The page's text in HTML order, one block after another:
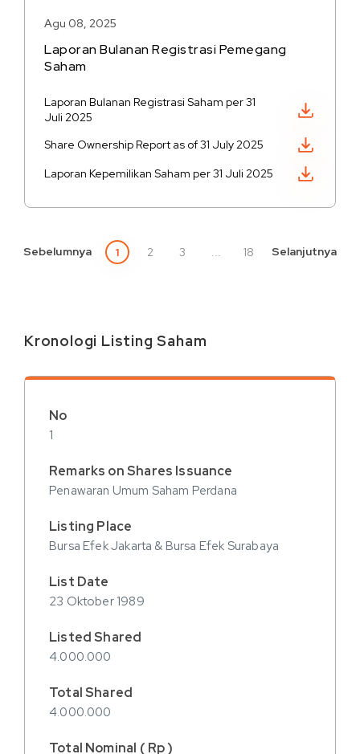
Agu 08, 2025
Laporan Bulanan Registrasi Pemegang
Saham
Laporan Bulanan Registrasi Saham per 31
Juli 2025
Share Ownership Report as of 31 July 2025
Laporan Kepemilikan Saham per 31 Juli 2025
Sebelumnya 1 2 3 ... 18 Selanjutnya
Kronologi Listing Saham
1
Penawaran Umum Saham Perdana
Bursa Efek Jakarta & Bursa Efek Surabaya
23 Oktober 1989
4.000.000
4.000.000